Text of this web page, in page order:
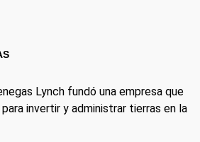
Lynch fundó una empresa que
invertir y administrar tierras en la